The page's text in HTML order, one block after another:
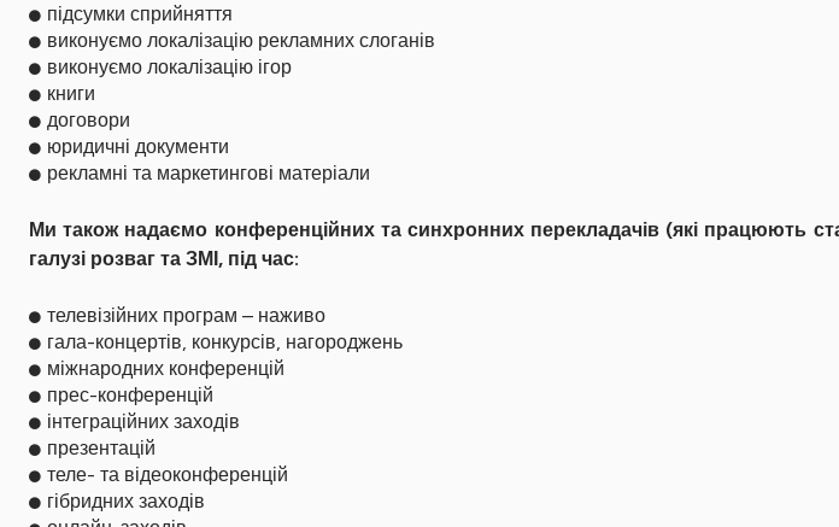
підсумки сприйняття
виконуємо локалізацію рекламних слоганів
виконуємо локалізацію ігор
книги
договори
юридичні документи
рекламні та маркетингові матеріали
Ми також надаємо конференційних та синхронних перекладачів (які працюють
галузі розваг та ЗМІ, під час:
телевізійних програм – наживо
гала-концертів, конкурсів, нагороджень
міжнародних конференцій
прес-конференцій
інтеграційних заходів
презентацій
теле- та відеоконференцій
гібридних заходів